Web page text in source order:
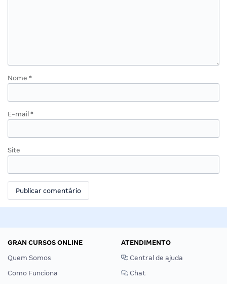
Nome *
E-mail *
Site
GRAN CURSOS ONLINE
Quem Somos
Como Funciona
ATENDIMENTO
Central de ajuda
Chat